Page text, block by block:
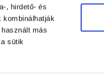
, hirdető- és
kombinálhatják
más
sütik